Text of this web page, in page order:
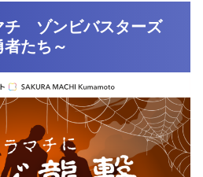
チ ゾンビバスターズ
たち～